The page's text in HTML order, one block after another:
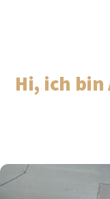
Hi, ich bin